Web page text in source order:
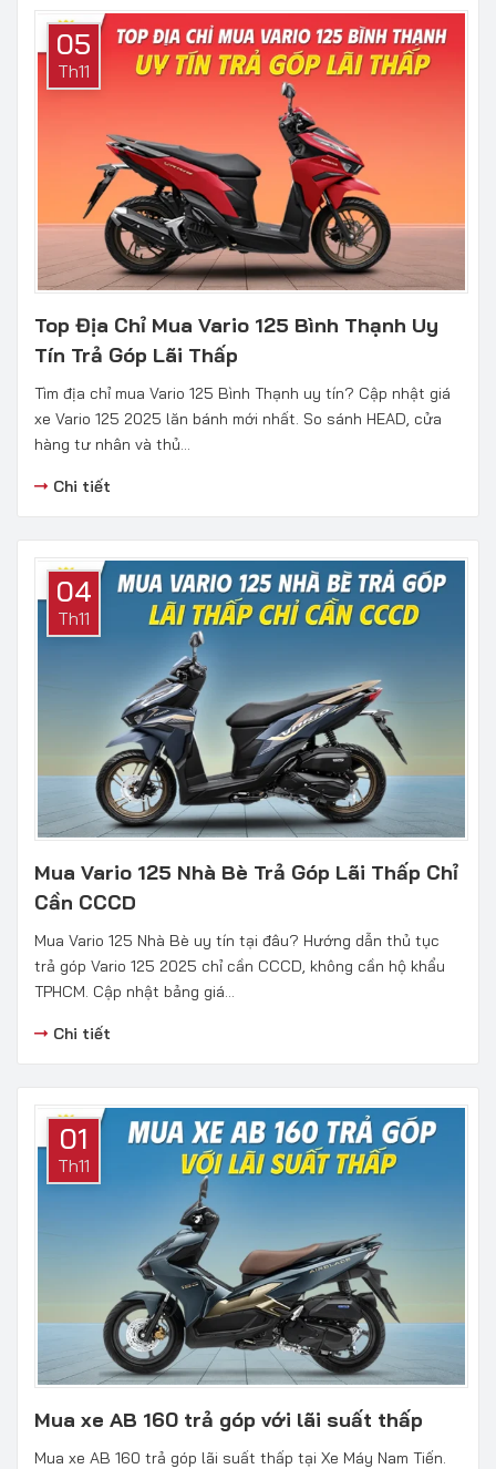
05
Th11
Top Địa Chỉ Mua Vario 125 Bình Thạnh Uy
Tín Trả Góp Lãi Thấp
Tìm địa chỉ mua Vario 125 Bình Thạnh uy tín? Cập nhật giá
xe Vario 125 2025 lăn bánh mới nhất. So sánh HEAD, cửa
hàng tư nhân và thủ...
Chi tiết
04
Th11
Mua Vario 125 Nhà Bè Trả Góp Lãi Thấp Chỉ
Cần CCCD
Mua Vario 125 Nhà Bè uy tín tại đâu? Hướng dẫn thủ tục
trả góp Vario 125 2025 chỉ cần CCCD, không cần hộ khẩu
TPHCM. Cập nhật bảng giá...
Chi tiết
01
Th11
Mua xe AB 160 trả góp với lãi suất thấp
Mua xe AB 160 trả góp lãi suất thấp tại Xe Máy Nam Tiến.